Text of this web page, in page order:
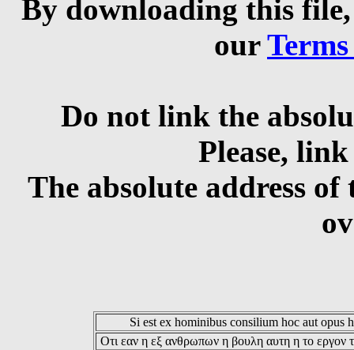
By downloading this
our
Do not link the
Please,
The absolute address
Si est ex hominibus consilium hoc aut opus
Οτι εαν η εξ ανθρωπων η βουλη αυτη η το εργον